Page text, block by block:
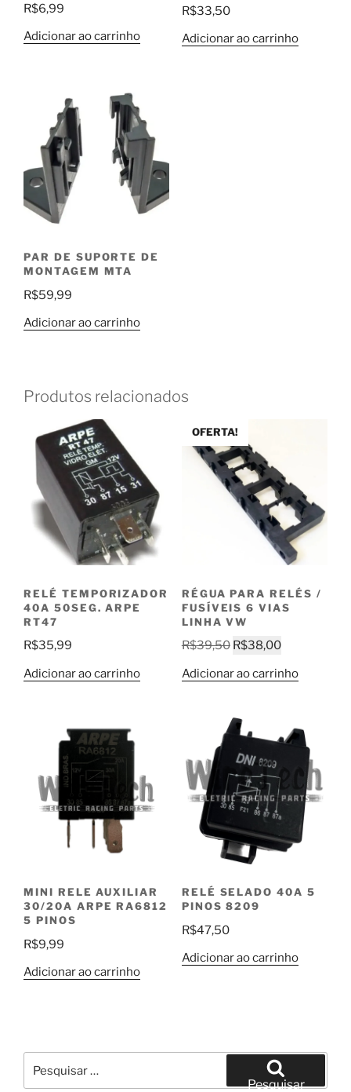
R$6,99
Adicionar ao carrinho
R$33,50
Adicionar ao carrinho
PAR DE SUPORTE DE
MONTAGEM MTA
R$59,99
Adicionar ao carrinho
Produtos relacionados
RELÉ TEMPORIZADOR
40A 50SEG. ARPE
RT47
R$35,99
Adicionar ao carrinho
OFERTA!
RÉGUA PARA RELÉS /
FUSÍVEIS 6 VIAS
LINHA VW
R$39,50 O
original
R$39,50.
R$38,00O
atual
Adicionar ao carrinho
MINI RELE AUXILIAR
30/20A ARPE RA6812
5 PINOS
R$9,99
Adicionar ao carrinho
RELÉ SELADO 40A 5
PINOS 8209
R$47,50
Adicionar ao carrinho
por:
Pesquisar